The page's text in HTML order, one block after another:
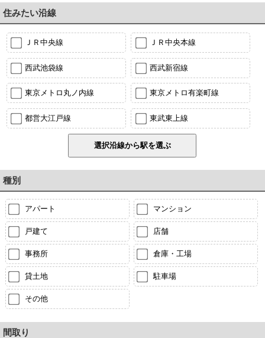
住みたい沿線
ＪＲ中央線 ＪＲ中央本線
西武池袋線 西武新宿線
東京メトロ丸ノ内線 東京メトロ有楽町線
都営大江戸線 東武東上線
種別
アパート マンション
戸建て 店舗
事務所 倉庫・工場
貸土地 駐車場
その他
間取り